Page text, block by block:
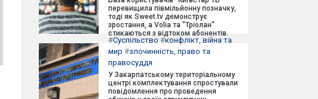
перевищила півмільйонну позначку,
тоді як Sweet.tv демонструє
зростання, а Volia та "Тріолан"
стикаються з відтоком абонентів.
#Суспільство #конфлікт, війна та
мир #злочинність, право та
правосуддя
У Закарпатському територіальному
центрі комплектування спростували
повідомлення про проведення